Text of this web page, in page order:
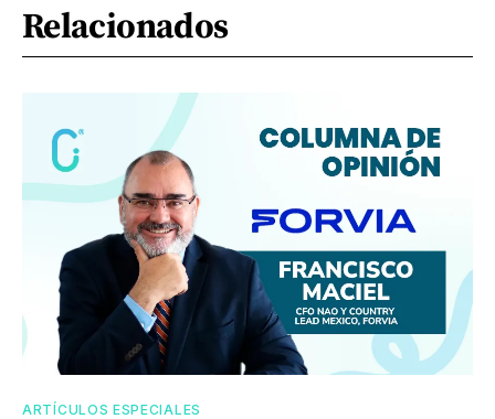
Relacionados
ARTÍCULOS ESPECIALES